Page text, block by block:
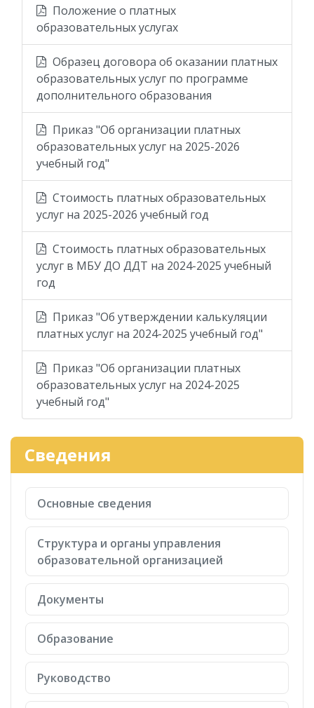
Положение о платных
образовательных услугах
Образец договора об оказании платных
образовательных услуг по программе
дополнительного образования
Приказ "Об организации платных
образовательных услуг на 2025-2026
учебный год"
Стоимость платных образовательных
услуг на 2025-2026 учебный год
Стоимость платных образовательных
услуг в МБУ ДО ДДТ на 2024-2025 учебный
год
Приказ "Об утверждении калькуляции
платных услуг на 2024-2025 учебный год"
Приказ "Об организации платных
образовательных услуг на 2024-2025
учебный год"
Сведения
Основные сведения
Структура и органы управления
образовательной организацией
Документы
Образование
Руководство